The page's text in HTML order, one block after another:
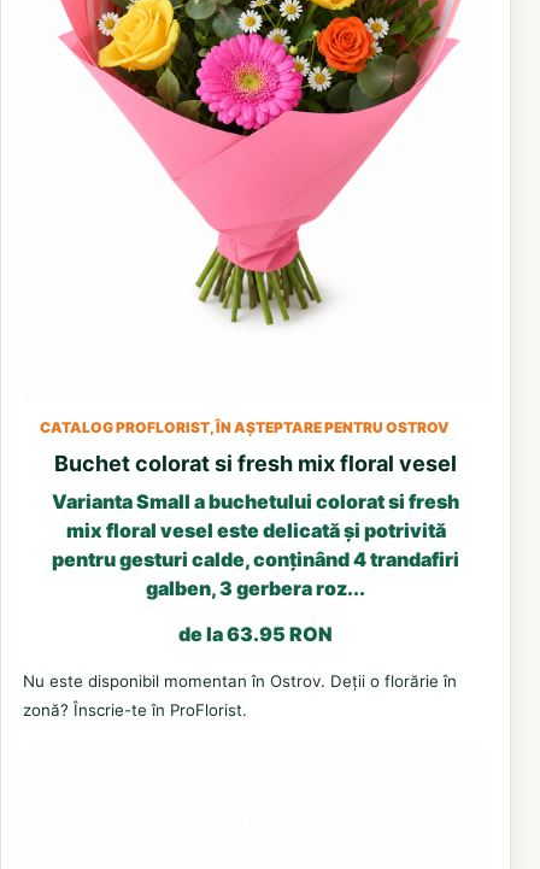
CATALOG PROFLORIST, ÎN AȘTEPTARE PENTRU OSTROV
Buchet colorat si fresh mix floral vesel
Varianta Small a buchetului colorat si fresh
mix floral vesel este delicată și potrivită
pentru gesturi calde, conținând 4 trandafiri
galben, 3 gerbera roz...
de la 63.95 RON
Nu este disponibil momentan în Ostrov. Deții o florărie în
zonă? Înscrie-te în ProFlorist.